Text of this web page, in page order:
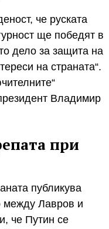
че руската
ще победят в
дело за защита на
на страната“.
Владимир
при
публикува
между Лавров и
че Путин се